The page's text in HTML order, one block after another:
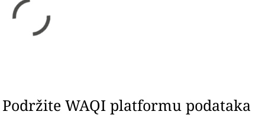
Podržite WAQI platformu podataka